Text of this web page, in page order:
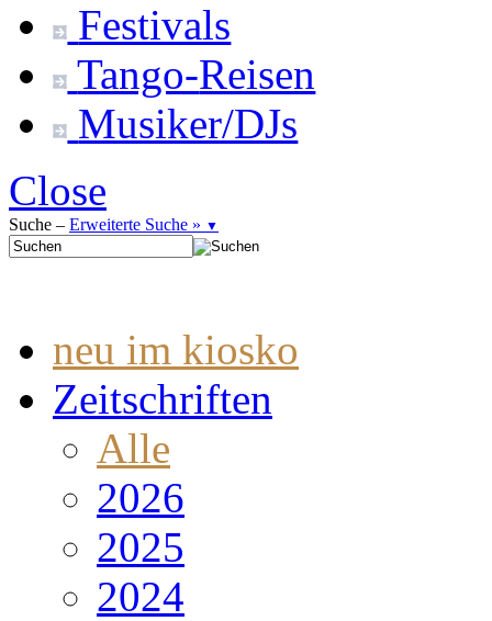
Festivals
Tango-Reisen
Musiker/DJs
Close
Suche – Erweiterte Suche » ▼
neu im kiosko
Zeitschriften
Alle
2026
2025
2024